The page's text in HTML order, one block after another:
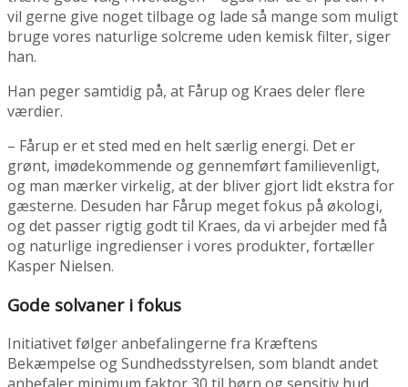
vil gerne give noget tilbage og lade så mange som muligt
bruge vores naturlige solcreme uden kemisk filter, siger
han.
Han peger samtidig på, at Fårup og Kraes deler flere
værdier.
– Fårup er et sted med en helt særlig energi. Det er
grønt, imødekommende og gennemført familievenligt,
og man mærker virkelig, at der bliver gjort lidt ekstra for
gæsterne. Desuden har Fårup meget fokus på økologi,
og det passer rigtig godt til Kraes, da vi arbejder med få
og naturlige ingredienser i vores produkter, fortæller
Kasper Nielsen.
Gode solvaner i fokus
Initiativet følger anbefalingerne fra Kræftens
Bekæmpelse og Sundhedsstyrelsen, som blandt andet